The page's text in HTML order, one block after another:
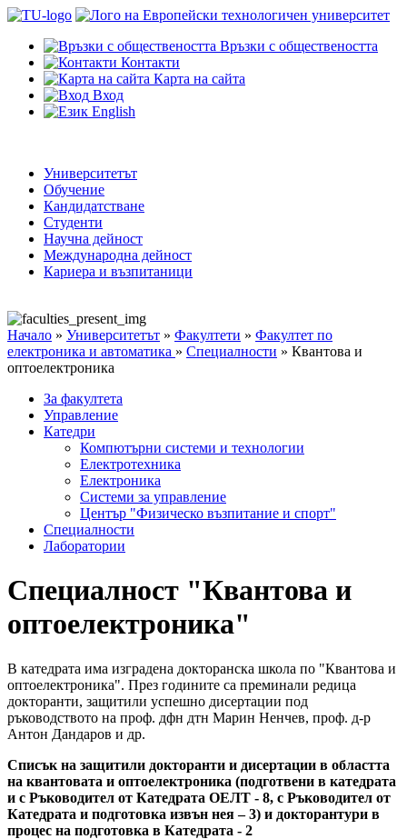
Връзки с обществеността
Контакти
Карта на сайта
Вход
English
Университетът
Обучение
Кандидатстване
Студенти
Научна дейност
Международна дейност
Кариера и възпитаници
Начало » Университетът » Факултети » Факултет по
електроника и автоматика » Специалности » Квантова и
оптоелектроника
За факултета
Управление
Катедри
Компютърни системи и технологии
Електротехника
Електроника
Системи за управление
Център "Физическо възпитание и спорт"
Специалности
Лаборатории
Специалност "Квантова и
оптоелектроника"
В катедрата има изградена докторанска школа по "Квантова и
оптоелектроника". През годините са преминали редица
докторанти, защитили успешно дисертации под
ръководството на проф. дфн дтн Марин Ненчев, проф. д-р
Антон Дандаров и др.
Списък на защитили докторанти и дисертации в областта
на квантовата и оптоелектроника (подготвени в катедрата
и с Ръководител от Катедрата ОЕЛТ - 8, с Ръководител от
Катедрата и подготовка извън нея – 3) и докторантури в
процес на подготовка в Катедрата - 2